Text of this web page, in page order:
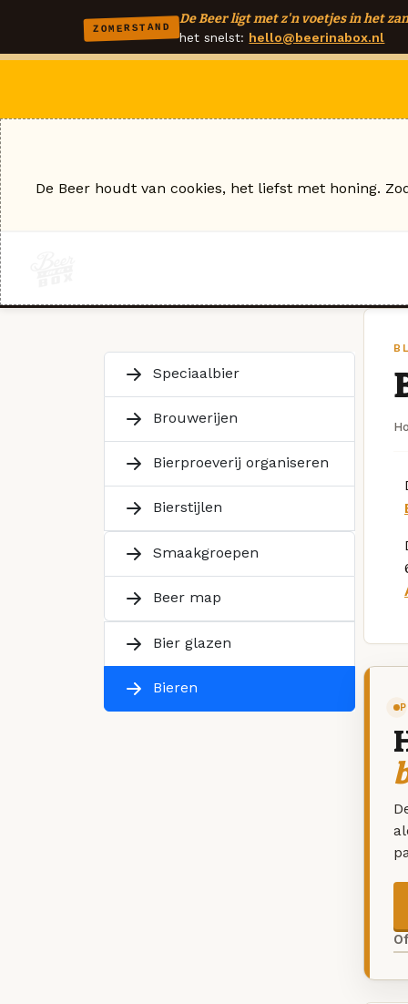
ZOMERSTAND
De Beer ligt met z'n voetjes in het
het snelst: hello@beerinabox.nl
Speciaalbier
Brouwerijen
Bierproeverij organiseren
Bierstijlen
Smaakgroepen
Beer map
Bier glazen
Bieren
De Beer houdt van cookies, het liefst met honing.